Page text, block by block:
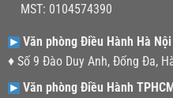
MST: 0104574390
Văn phòng Điều Hành Hà Nội
♦ Số 9 Đào Duy Anh, Đống Đa,
Văn phòng Điều Hành